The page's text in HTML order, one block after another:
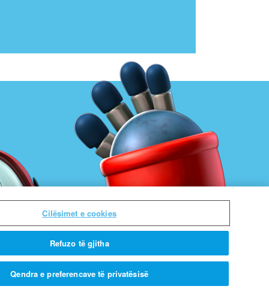
Cilësimet e cookies
Refuzo të gjitha
Qendra e preferencave të privatësisë